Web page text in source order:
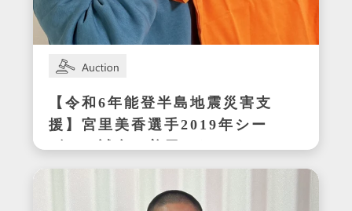
【令和6年能登半島地震災害支
援】宮里美香選手2019年シー
ズンの試合で着用したサイン
入りウェア